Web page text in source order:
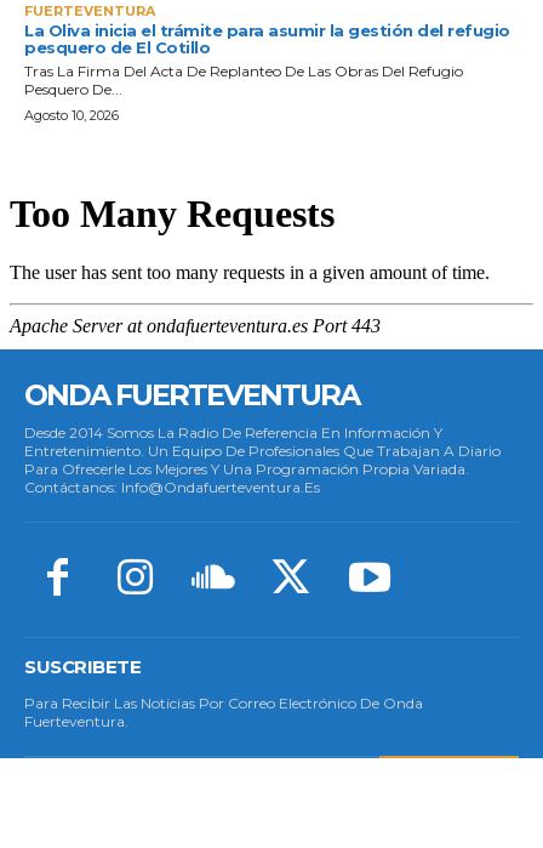
FUERTEVENTURA
La Oliva inicia el trámite para asumir la gestión del refugio
pesquero de El Cotillo
Tras La Firma Del Acta De Replanteo De Las Obras Del Refugio
Pesquero De...
Agosto 10, 2026
ONDA FUERTEVENTURA
Desde 2014 Somos La Radio De Referencia En Información Y
Entretenimiento. Un Equipo De Profesionales Que Trabajan A Diario
Para Ofrecerle Los Mejores Y Una Programación Propia Variada.
Contáctanos: Info@ondafuerteventura.es
SUSCRIBETE
Para Recibir Las Noticias Por Correo Electrónico De Onda
Fuerteventura.